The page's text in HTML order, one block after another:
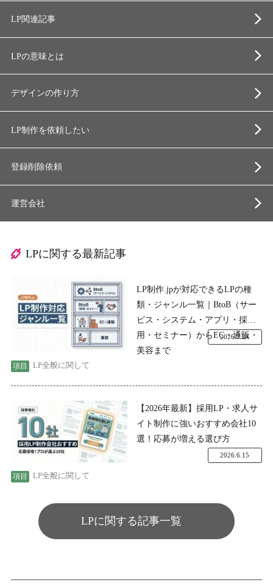
LP関連記事
LPの意味とは
デザインの作り方
LP制作を依頼したい
登録削除依頼
運営会社
LPに関する最新記事
LP制作.jpが対応できるLPの種
類・ジャンル一覧｜BtoB（サー
ビス・システム・アプリ・採
用・セミナー）からEC・通販・
美容まで
LP全般に関して
2026.7.24
【2026年最新】採用LP・求人サ
イト制作に強いおすすめ会社10
選！応募が増える選び方
LP全般に関して
2026.6.15
LPに関する記事一覧